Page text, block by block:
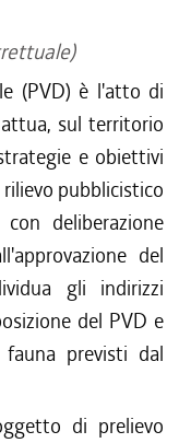
(PVD) è l'atto di
sul territorio
e obiettivi
pubblicistico
deliberazione
del
gli indirizzi
del PVD e
previsti dal
di prelievo